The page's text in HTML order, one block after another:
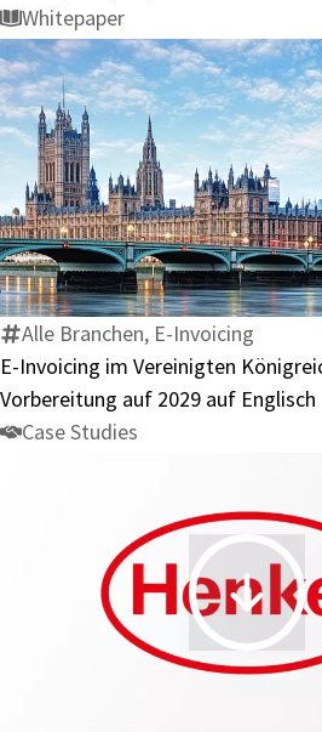
Whitepaper
E-
im
zur
auf
Englisch
Alle Branchen, E-Invoicing
E-Invoicing im Vereinigten
Vorbereitung auf 2029 auf Englisch
Case Studies
Henkel:
Henkel
vereint